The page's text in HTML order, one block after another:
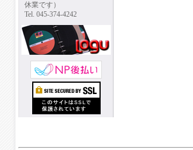
休業です）
Tel. 045-374-4242